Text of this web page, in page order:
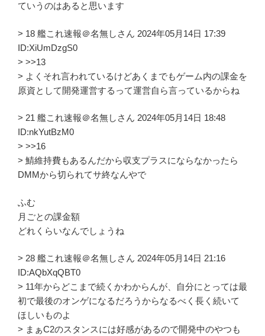
ていうのはあると思います
> 18 艦これ速報＠名無しさん 2024年05月14日 17:39
ID:XiUmDzgS0
> >>13
> よくそれ言われているけどあくまでもゲーム内の課金を
原資として開発運営するって運営自ら言っているからね
> 21 艦これ速報＠名無しさん 2024年05月14日 18:48
ID:nkYutBzM0
> >>16
> 鯖維持費もあるんだから収支プラスにならなかったら
DMMから切られてサ終なんやで
ふむ
月ごとの課金額
どれくらいなんでしょうね
> 28 艦これ速報＠名無しさん 2024年05月14日 21:16
ID:AQbXqQBT0
> 11年からどこまで続くかわからんが、自分にとっては最
初で最後のオンゲになるだろうからなるべく長く続いて
ほしいものよ
> まぁC2のスタンスには好感があるので開発中のやつも